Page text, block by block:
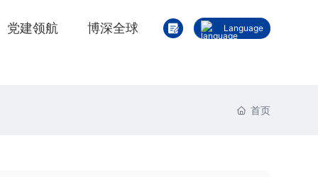
党建领航 博深全球 Language
首页